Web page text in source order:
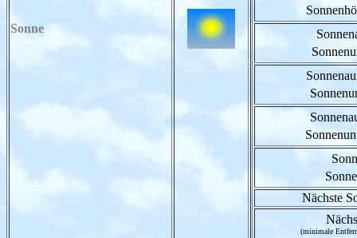
Sonne
Nächste
(minimale